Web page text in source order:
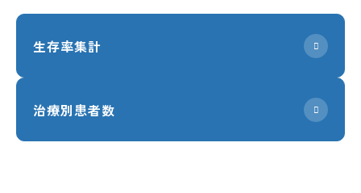
生存率集計
治療別患者数